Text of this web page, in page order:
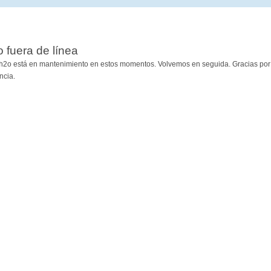
fuera de línea
está en mantenimiento en estos momentos. Volvemos en seguida. Gracias